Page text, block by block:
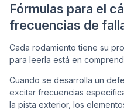
Fórmulas para el
frecuencias de
Cada rodamiento tiene su
para leerla está en
Cuando se desarrolla un
excitar frecuencias
la pista exterior, los